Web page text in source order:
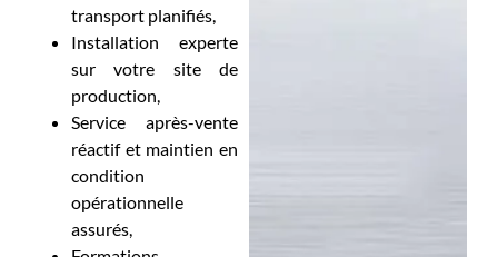
transport planifiés,
Installation experte
sur votre site de
production,
Service après-vente
réactif et maintien en
condition
opérationnelle
assurés,